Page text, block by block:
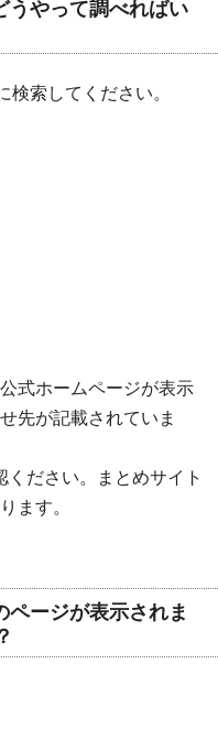
うやって調べればい
索してください。
式ホームページが表示
先が記載されていま
ださい。まとめサイト
ます。
ージが表示されま